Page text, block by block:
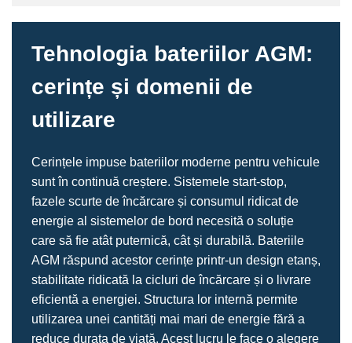
Tehnologia bateriilor AGM:
cerințe și domenii de
utilizare
Cerințele impuse bateriilor moderne pentru vehicule
sunt în continuă creștere. Sistemele start‑stop,
fazele scurte de încărcare și consumul ridicat de
energie al sistemelor de bord necesită o soluție
care să fie atât puternică, cât și durabilă. Bateriile
AGM răspund acestor cerințe printr-un design etanș,
stabilitate ridicată la cicluri de încărcare și o livrare
eficientă a energiei. Structura lor internă permite
utilizarea unei cantități mai mari de energie fără a
reduce durata de viață. Acest lucru le face o alegere